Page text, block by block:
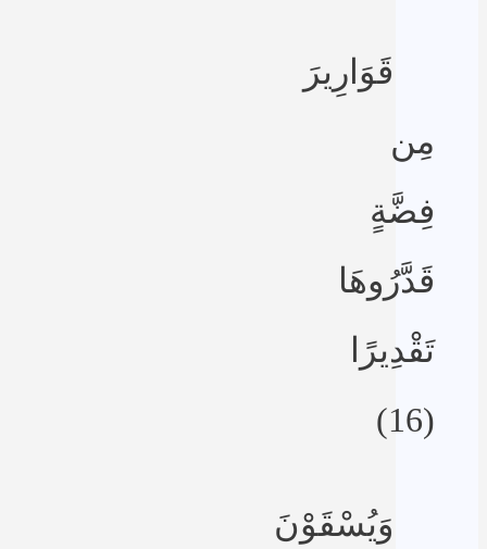
قَوَارِيرَ
مِن
فِضَّةٍ
قَدَّرُوهَا
تَقْدِيرًا
(16)
وَيُسْقَوْنَ